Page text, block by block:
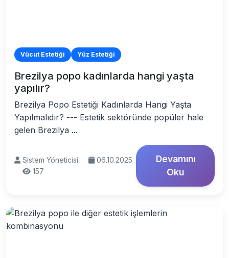
Vücut Estetiği Yüz Estetiği
Brezilya popo kadınlarda hangi yaşta
yapılır?
Brezilya Popo Estetiği Kadınlarda Hangi Yaşta
Yapılmalıdır? --- Estetik sektöründe popüler hale
gelen Brezilya ...
Sistem Yöneticisi
06.10.2025
157
Devamını
Oku